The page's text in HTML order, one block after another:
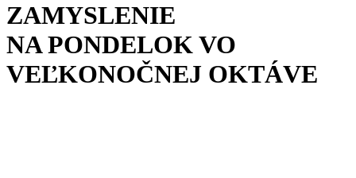
ZAMYSLENIE
NA PONDELOK VO
VEĽKONOČNEJ OKTÁVE